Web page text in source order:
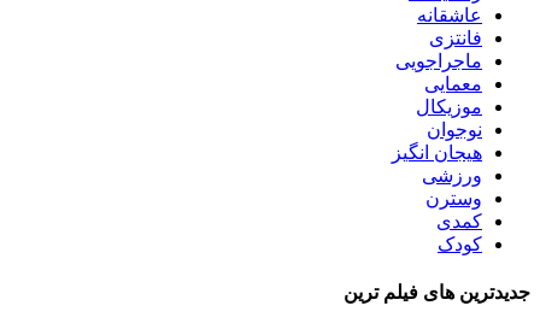
عاشقانه
فانتزی
ماجراجویی
معمایی
موزیکال
نوجوان
هیجان انگیز
ورزشی
وسترن
کمدی
کودک
جدیدترین های فیلم ترین